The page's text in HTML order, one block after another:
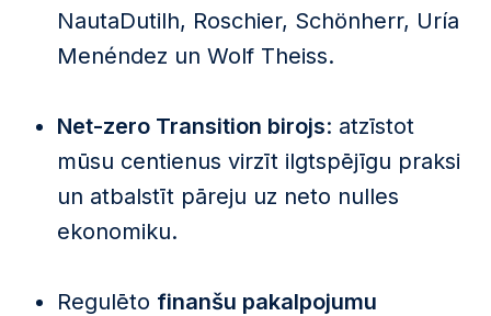
NautaDutilh, Roschier, Schönherr, Uría
Menéndez un Wolf Theiss.
Net-zero Transition birojs: atzīstot
mūsu centienus virzīt ilgtspējīgu praksi
un atbalstīt pāreju uz neto nulles
ekonomiku.
Regulēto finanšu pakalpojumu